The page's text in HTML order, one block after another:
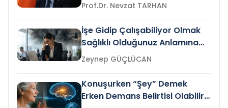
Prof.Dr. Nevzat TARHAN
İşe Gidip Çalışabiliyor Olmak
Sağlıklı Olduğunuz Anlamına
Gelir mi?Zeynep GÜÇLÜCAN
Konuşurken “Şey” Demek
Erken Demans Belirtisi Olabilir